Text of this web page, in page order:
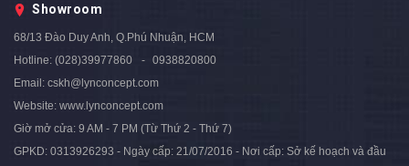
Showroom
68/13 Đào Duy Anh, Q.Phú Nhuận, HCM
Hotline: (028)39977860
0938820800
Email: cskh@lynconcept.com
Website: www.lynconcept.com
Giờ mở cửa: 9 AM - 7 PM (Từ Thứ 2 - Thứ 7)
GPKD: 0313926293 - Ngày cấp: 21/07/2016 - Nơi cấp: Sở kế hoạch và đầu